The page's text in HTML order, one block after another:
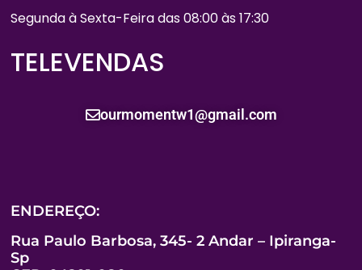
Segunda à Sexta-Feira das 08:00 às 17:30
TELEVENDAS
ourmomentw1@gmail.com
ENDEREÇO:
Rua Paulo Barbosa, 345- 2 Andar – Ipiranga-
Sp